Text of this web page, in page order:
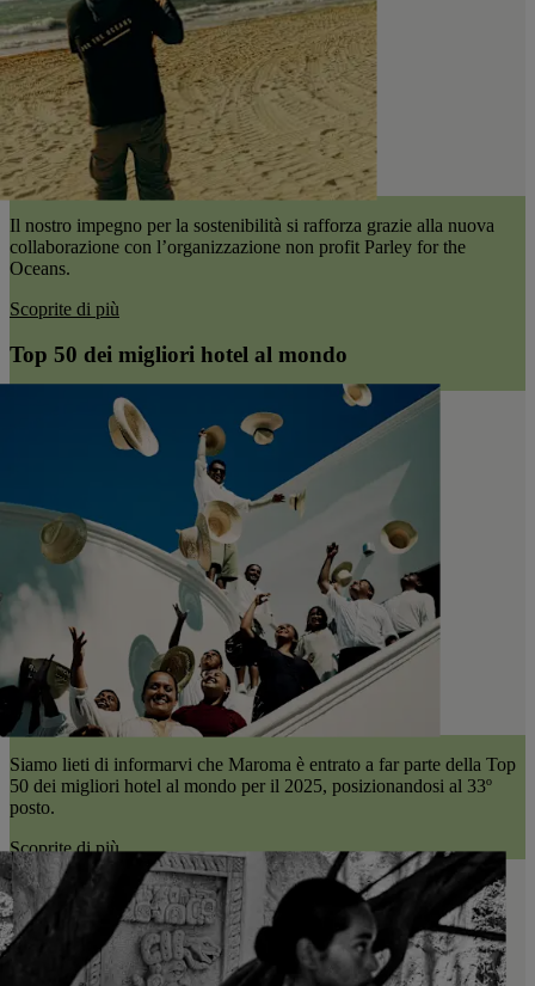
Il nostro impegno per la sostenibilità si rafforza grazie alla nuova
collaborazione con l’organizzazione non profit Parley for the
Oceans.
Scoprite di più
Top 50 dei migliori hotel al mondo
Siamo lieti di informarvi che Maroma è entrato a far parte della Top
50 dei migliori hotel al mondo per il 2025, posizionandosi al 33º
posto.
Scoprite di più